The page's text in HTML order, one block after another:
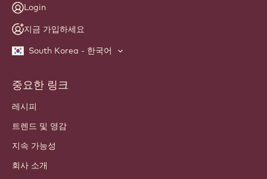
Login
지금 가입하세요
South Korea - 한국어
Footer
Callebaut
중요한 링크
레시피
트렌드 및 영감
지속 가능성
회사 소개